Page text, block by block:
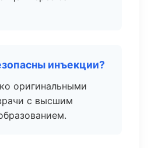
инъекции?
оригинальными
с высшим